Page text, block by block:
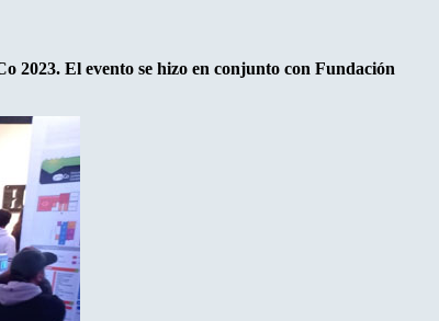
2023. El evento se hizo en conjunto con Fundación